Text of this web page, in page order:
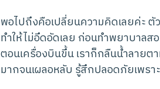
พอไปถึงคือเปลี่ยนความคิดเลยค่ะ
ทำให้ไม่อึดอัดเลย ก่อนทำพยาบาล
ตอนเครื่องบินขึ้น เราก็กลืนน้ำลายต
มากจนเผลอหลับ รู้สึกปลอดภัยเพร